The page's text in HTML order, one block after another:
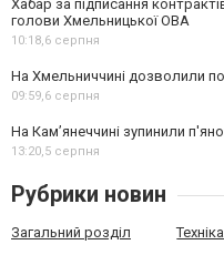
Хабар за підписання
голови Хмельницької ОВА
10:18,6 серпня
На Хмельниччині дозволили
09:59,6 серпня
На Камʼянеччині зупинили
13:20,5 серпня
Рубрики новин
Загальний розділ Техніка